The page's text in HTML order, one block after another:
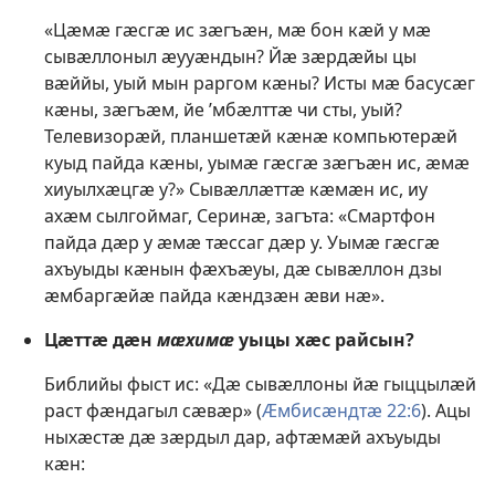
«Цӕмӕ гӕсгӕ ис зӕгъӕн, мӕ бон кӕй у мӕ
сывӕллоныл ӕууӕндын? Йӕ зӕрдӕйы цы
вӕййы, уый мын раргом кӕны? Исты мӕ басусӕг
кӕны, зӕгъӕм, йе ’мбӕлттӕ чи сты, уый?
Телевизорӕй, планшетӕй кӕнӕ компьютерӕй
куыд пайда кӕны, уымӕ гӕсгӕ зӕгъӕн ис, ӕмӕ
хиуылхӕцгӕ у?» Сывӕллӕттӕ кӕмӕн ис, иу
ахӕм сылгоймаг, Серинӕ, загъта: «Смартфон
пайда дӕр у ӕмӕ тӕссаг дӕр у. Уымӕ гӕсгӕ
ахъуыды кӕнын фӕхъӕуы, дӕ сывӕллон дзы
ӕмбаргӕйӕ пайда кӕндзӕн ӕви нӕ».
Цӕттӕ дӕн мӕхимӕуыцы хӕс райсын?
Библийы фыст ис: «Дӕ сывӕллоны йӕ гыццылӕй
раст фӕндагыл сӕвӕр» (Ӕмбисӕндтӕ 22:6). Ацы
ныхӕстӕ дӕ зӕрдыл дар, афтӕмӕй ахъуыды
кӕн: